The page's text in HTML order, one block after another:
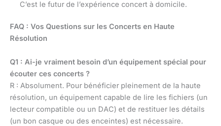
C’est le futur de l’expérience concert à domicile.
FAQ : Vos Questions sur les Concerts en Haute
Résolution
Q1 : Ai-je vraiment besoin d’un équipement spécial pour
écouter ces concerts ?
R : Absolument. Pour bénéficier pleinement de la haute
résolution, un équipement capable de lire les fichiers (un
lecteur compatible ou un DAC) et de restituer les détails
(un bon casque ou des enceintes) est nécessaire.